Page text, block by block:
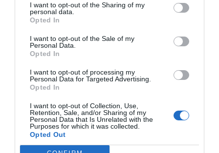
I want to opt-out of the Sharing of my
personal data.
Opted In
I want to opt-out of the Sale of my
Personal Data.
Opted In
I want to opt-out of processing my
Personal Data for Targeted Advertising.
Opted In
I want to opt-out of Collection, Use,
Retention, Sale, and/or Sharing of my
Personal Data that Is Unrelated with the
Purposes for which it was collected.
Opted Out